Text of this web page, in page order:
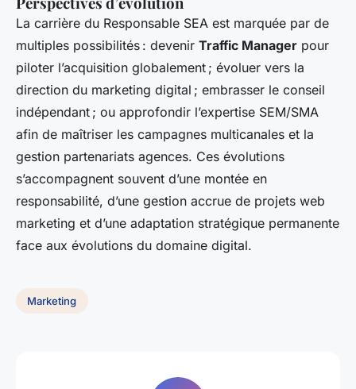
La carrière du Responsable SEA est marquée par de
multiples possibilités : devenir Traffic Manager pour
piloter l’acquisition globalement ; évoluer vers la
direction du marketing digital ; embrasser le conseil
indépendant ; ou approfondir l’expertise SEM/SMA
afin de maîtriser les campagnes multicanales et la
gestion partenariats agences. Ces évolutions
s’accompagnent souvent d’une montée en
responsabilité, d’une gestion accrue de projets web
marketing et d’une adaptation stratégique permanente
face aux évolutions du domaine digital.
Marketing